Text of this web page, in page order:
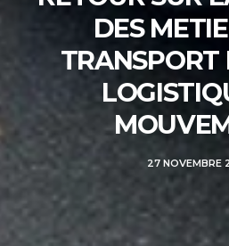
DES
TRANSPORT
27 NOVEMBRE